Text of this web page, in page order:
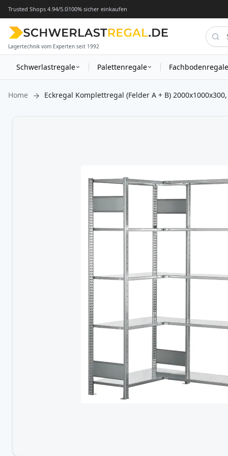
Trusted Shops 4.94/5.0100% sicher einkaufen
Lagertechnik vom Experten seit 1992
Schwerlastregale Fachbodenregale
Palettenregale
Home Eckregal Komplettregal (Felder A + B)